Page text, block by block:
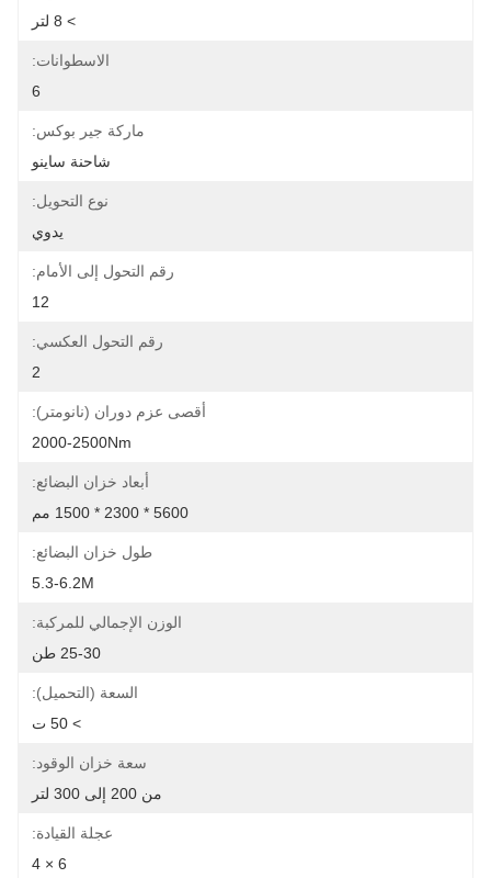
> 8 لتر
الاسطوانات:
6
ماركة جير بوكس:
شاحنة ساينو
نوع التحويل:
يدوي
رقم التحول إلى الأمام:
12
رقم التحول العكسي:
2
أقصى عزم دوران (نانومتر):
2000-2500Nm
أبعاد خزان البضائع:
5600 * 2300 * 1500 مم
طول خزان البضائع:
5.3-6.2M
الوزن الإجمالي للمركبة:
25-30 طن
السعة (التحميل):
> 50 ت
سعة خزان الوقود:
من 200 إلى 300 لتر
عجلة القيادة:
6 × 4